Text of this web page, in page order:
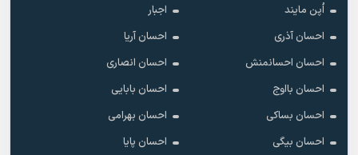
اُپن مایند
اجبار
احسان آذری
احسان آریا
احسان احسانمنش
احسان انصاری
احسان بااوج
احسان بابایی
احسان بساکی
احسان بهرامی
احسان بیگی
احسان پایا